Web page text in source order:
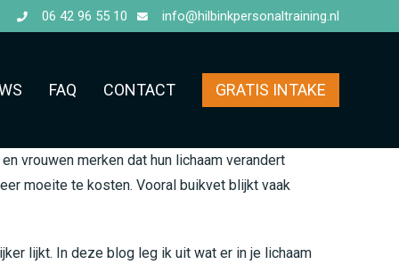
06 42 96 55 10 info@hilbinkpersonaltraining.nl
FAQ CONTACT GRATIS INTAKE
vrouwen merken dat hun lichaam verandert
moeite te kosten. Vooral buikvet blijkt vaak
lijkt. In deze blog leg ik uit wat er in je lichaam